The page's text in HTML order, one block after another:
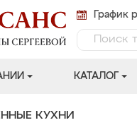
График
КАТАЛОГ
КУХНИ